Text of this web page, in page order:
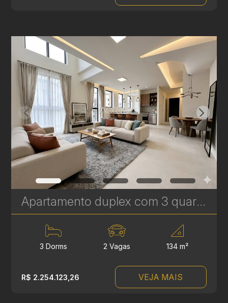
Apartamento duplex com 3 quartos à venda no Bigorrilho – 134m² – Brooklyn | Ref 622
3 Dorms 2 Vagas 134 m²
R$ 2.254.123,26 VEJA MAIS